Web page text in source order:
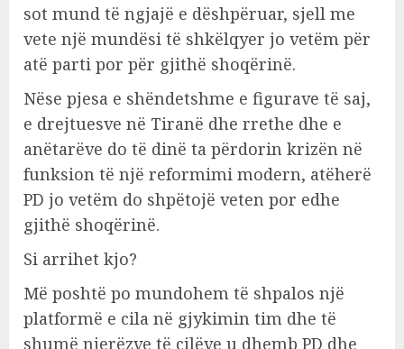
sot mund të ngjajë e dëshpëruar, sjell me
vete një mundësi të shkëlqyer jo vetëm për
atë parti por për gjithë shoqërinë.
Nëse pjesa e shëndetshme e figurave të saj,
e drejtuesve në Tiranë dhe rrethe dhe e
anëtarëve do të dinë ta përdorin krizën në
funksion të një reformimi modern, atëherë
PD jo vetëm do shpëtojë veten por edhe
gjithë shoqërinë.
Si arrihet kjo?
Më poshtë po mundohem të shpalos një
platformë e cila në gjykimin tim dhe të
shumë njerëzve të cilëve u dhemb PD dhe